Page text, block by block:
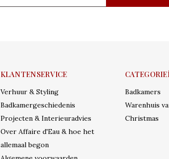
KLANTENSERVICE
Verhuur & Styling
Badkamergeschiedenis
Projecten & Interieuradvies
Over Affaire d'Eau & hoe het
allemaal begon
Badkamers
Warenhuis
Christmas